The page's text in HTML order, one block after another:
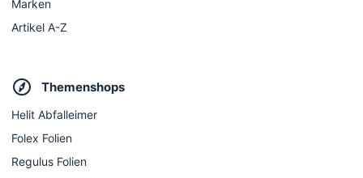
Marken
Artikel A-Z
Themenshops
Helit Abfalleimer
Folex Folien
Regulus Folien